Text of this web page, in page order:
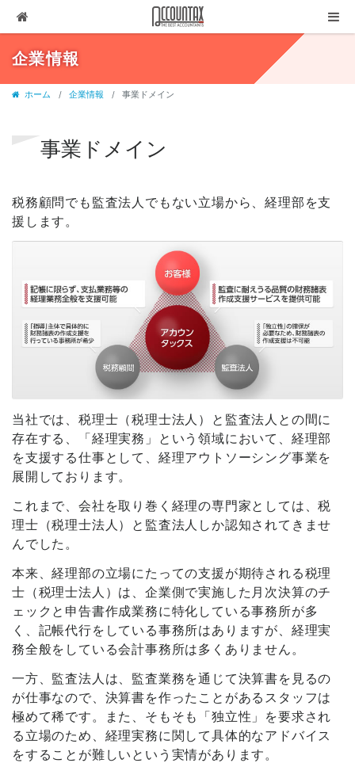
代表ブログ
採用情報
03-3237-1311
お問合せ
有料相談
企業情報
ホーム 企業情報 事業ドメイン
事業ドメイン
税務顧問でも監査法人でもない立場から、経理部を支
援します。
当社では、税理士（税理士法人）と監査法人との間に
存在する、「経理実務」という領域において、経理部
を支援する仕事として、経理アウトソーシング事業を
展開しております。
これまで、会社を取り巻く経理の専門家としては、税
理士（税理士法人）と監査法人しか認知されてきませ
んでした。
本来、経理部の立場にたっての支援が期待される税理
士（税理士法人）は、企業側で実施した月次決算のチ
ェックと申告書作成業務に特化している事務所が多
く、記帳代行をしている事務所はありますが、経理実
務全般をしている会計事務所は多くありません。
一方、監査法人は、監査業務を通じて決算書を見るの
が仕事なので、決算書を作ったことがあるスタッフは
極めて稀です。また、そもそも「独立性」を要求され
る立場のため、経理実務に関して具体的なアドバイス
をすることが難しいという実情があります。